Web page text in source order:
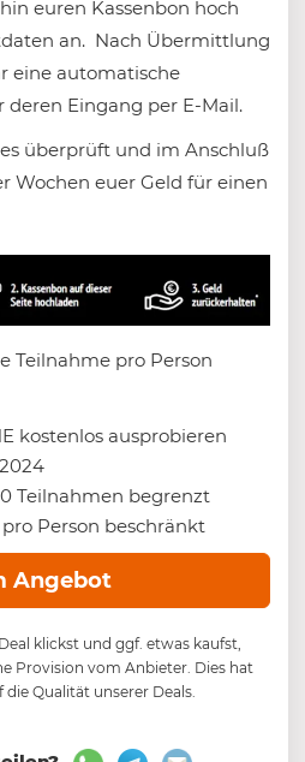
euren Kassenbon hoch
an. Nach Übermittlung
eine automatische
Eingang per E-Mail.
überprüft und im Anschluß
Wochen euer Geld für einen
Teilnahme pro Person
kostenlos ausprobieren
Teilnahmen begrenzt
Person beschränkt
Angebot
klickst und ggf. etwas kaufst,
Provision vom Anbieter. Dies hat
die Qualität unserer Deals.